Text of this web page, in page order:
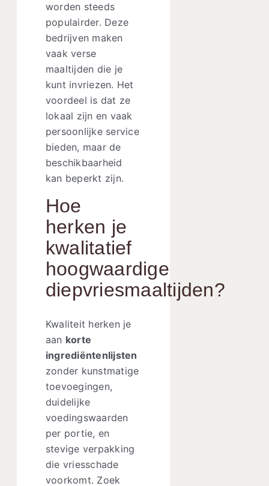
worden steeds
populairder. Deze
bedrijven maken
vaak verse
maaltijden die je
kunt invriezen. Het
voordeel is dat ze
lokaal zijn en vaak
persoonlijke service
bieden, maar de
beschikbaarheid
kan beperkt zijn.
Hoe
herken je
kwalitatief
hoogwaardige
diepvriesmaaltijden?
Kwaliteit herken je
aan korte
ingrediëntenlijsten
zonder kunstmatige
toevoegingen,
duidelijke
voedingswaarden
per portie, en
stevige verpakking
die vriesschade
voorkomt. Zoek